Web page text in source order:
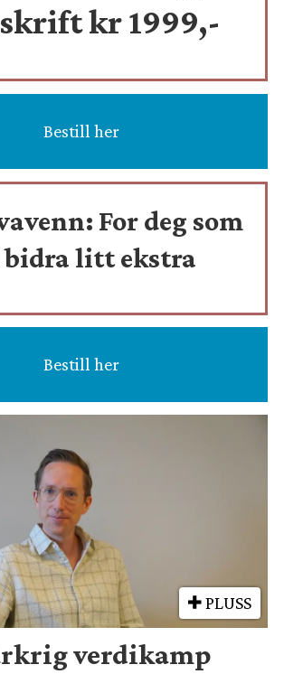
kr 1999,-
Bestill her
For deg som
litt ekstra
Bestill her
PLUSS
verdikamp